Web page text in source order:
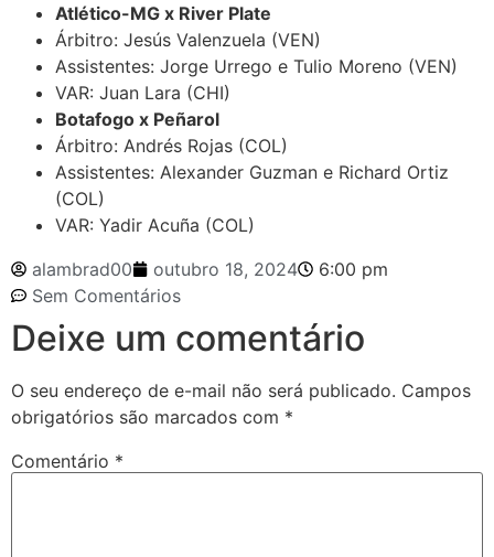
Atlético-MG x River Plate
Árbitro: Jesús Valenzuela (VEN)
Assistentes: Jorge Urrego e Tulio Moreno (VEN)
VAR: Juan Lara (CHI)
Botafogo x Peñarol
Árbitro: Andrés Rojas (COL)
Assistentes: Alexander Guzman e Richard Ortiz
(COL)
VAR: Yadir Acuña (COL)
alambrad00
outubro 18, 2024
6:00 pm
Sem Comentários
Deixe um comentário
O seu endereço de e-mail não será publicado. Campos
obrigatórios são marcados com *
Comentário *